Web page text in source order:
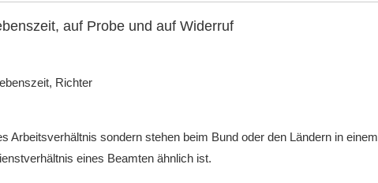
auf Probe und auf Widerruf
Richter
Arbeitsverhältnis sondern stehen beim Bund oder den Ländern in einem
eines Beamten ähnlich ist.